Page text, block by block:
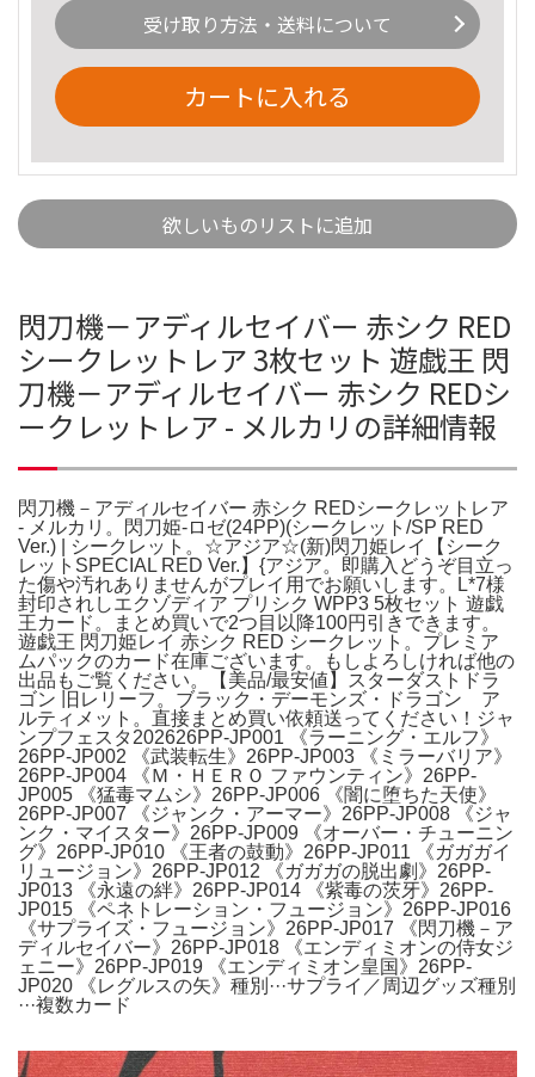
受け取り方法・送料について
カートに入れる
欲しいものリストに追加
閃刀機－アディルセイバー 赤シク RED
シークレットレア 3枚セット 遊戯王 閃
刀機－アディルセイバー 赤シク REDシ
ークレットレア - メルカリの詳細情報
閃刀機－アディルセイバー 赤シク REDシークレットレア
- メルカリ。閃刀姫-ロゼ(24PP)(シークレット/SP RED
Ver.) | シークレット。☆アジア☆(新)閃刀姫レイ【シーク
レットSPECIAL RED Ver.】{アジア。即購入どうぞ目立っ
た傷や汚れありませんがプレイ用でお願いします。L*7様
封印されしエクゾディア プリシク WPP3 5枚セット 遊戯
王カード。まとめ買いで2つ目以降100円引きできます。
遊戯王 閃刀姫レイ 赤シク RED シークレット。プレミア
ムパックのカード在庫ございます。もしよろしければ他の
出品もご覧ください。【美品/最安値】スターダストドラ
ゴン 旧レリーフ。ブラック・デーモンズ・ドラゴン ア
ルティメット。直接まとめ買い依頼送ってください！ジャ
ンプフェスタ202626PP-JP001 《ラーニング・エルフ》
26PP-JP002 《武装転生》26PP-JP003 《ミラーバリア》
26PP-JP004 《Ｍ・ＨＥＲＯ ファウンティン》26PP-
JP005 《猛毒マムシ》26PP-JP006 《闇に堕ちた天使》
26PP-JP007 《ジャンク・アーマー》26PP-JP008 《ジャ
ンク・マイスター》26PP-JP009 《オーバー・チューニン
グ》26PP-JP010 《王者の鼓動》26PP-JP011 《ガガガイ
リュージョン》26PP-JP012 《ガガガの脱出劇》26PP-
JP013 《永遠の絆》26PP-JP014 《紫毒の茨牙》26PP-
JP015 《ペネトレーション・フュージョン》26PP-JP016
《サプライズ・フュージョン》26PP-JP017 《閃刀機－ア
ディルセイバー》26PP-JP018 《エンディミオンの侍女ジ
ェニー》26PP-JP019 《エンディミオン皇国》26PP-
JP020 《レグルスの矢》種別···サプライ／周辺グッズ種別
···複数カード